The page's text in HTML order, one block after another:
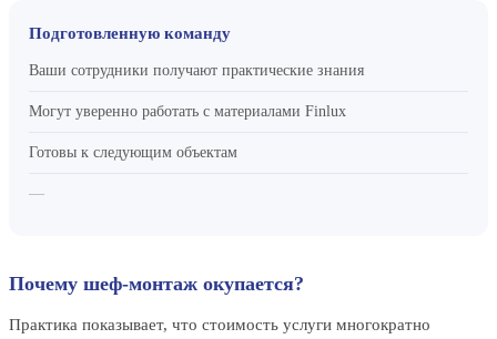
Подготовленную команду
Ваши сотрудники получают практические знания
Могут уверенно работать с материалами Finlux
Готовы к следующим объектам
—
Почему шеф-монтаж окупается?
Практика показывает, что стоимость услуги многократно